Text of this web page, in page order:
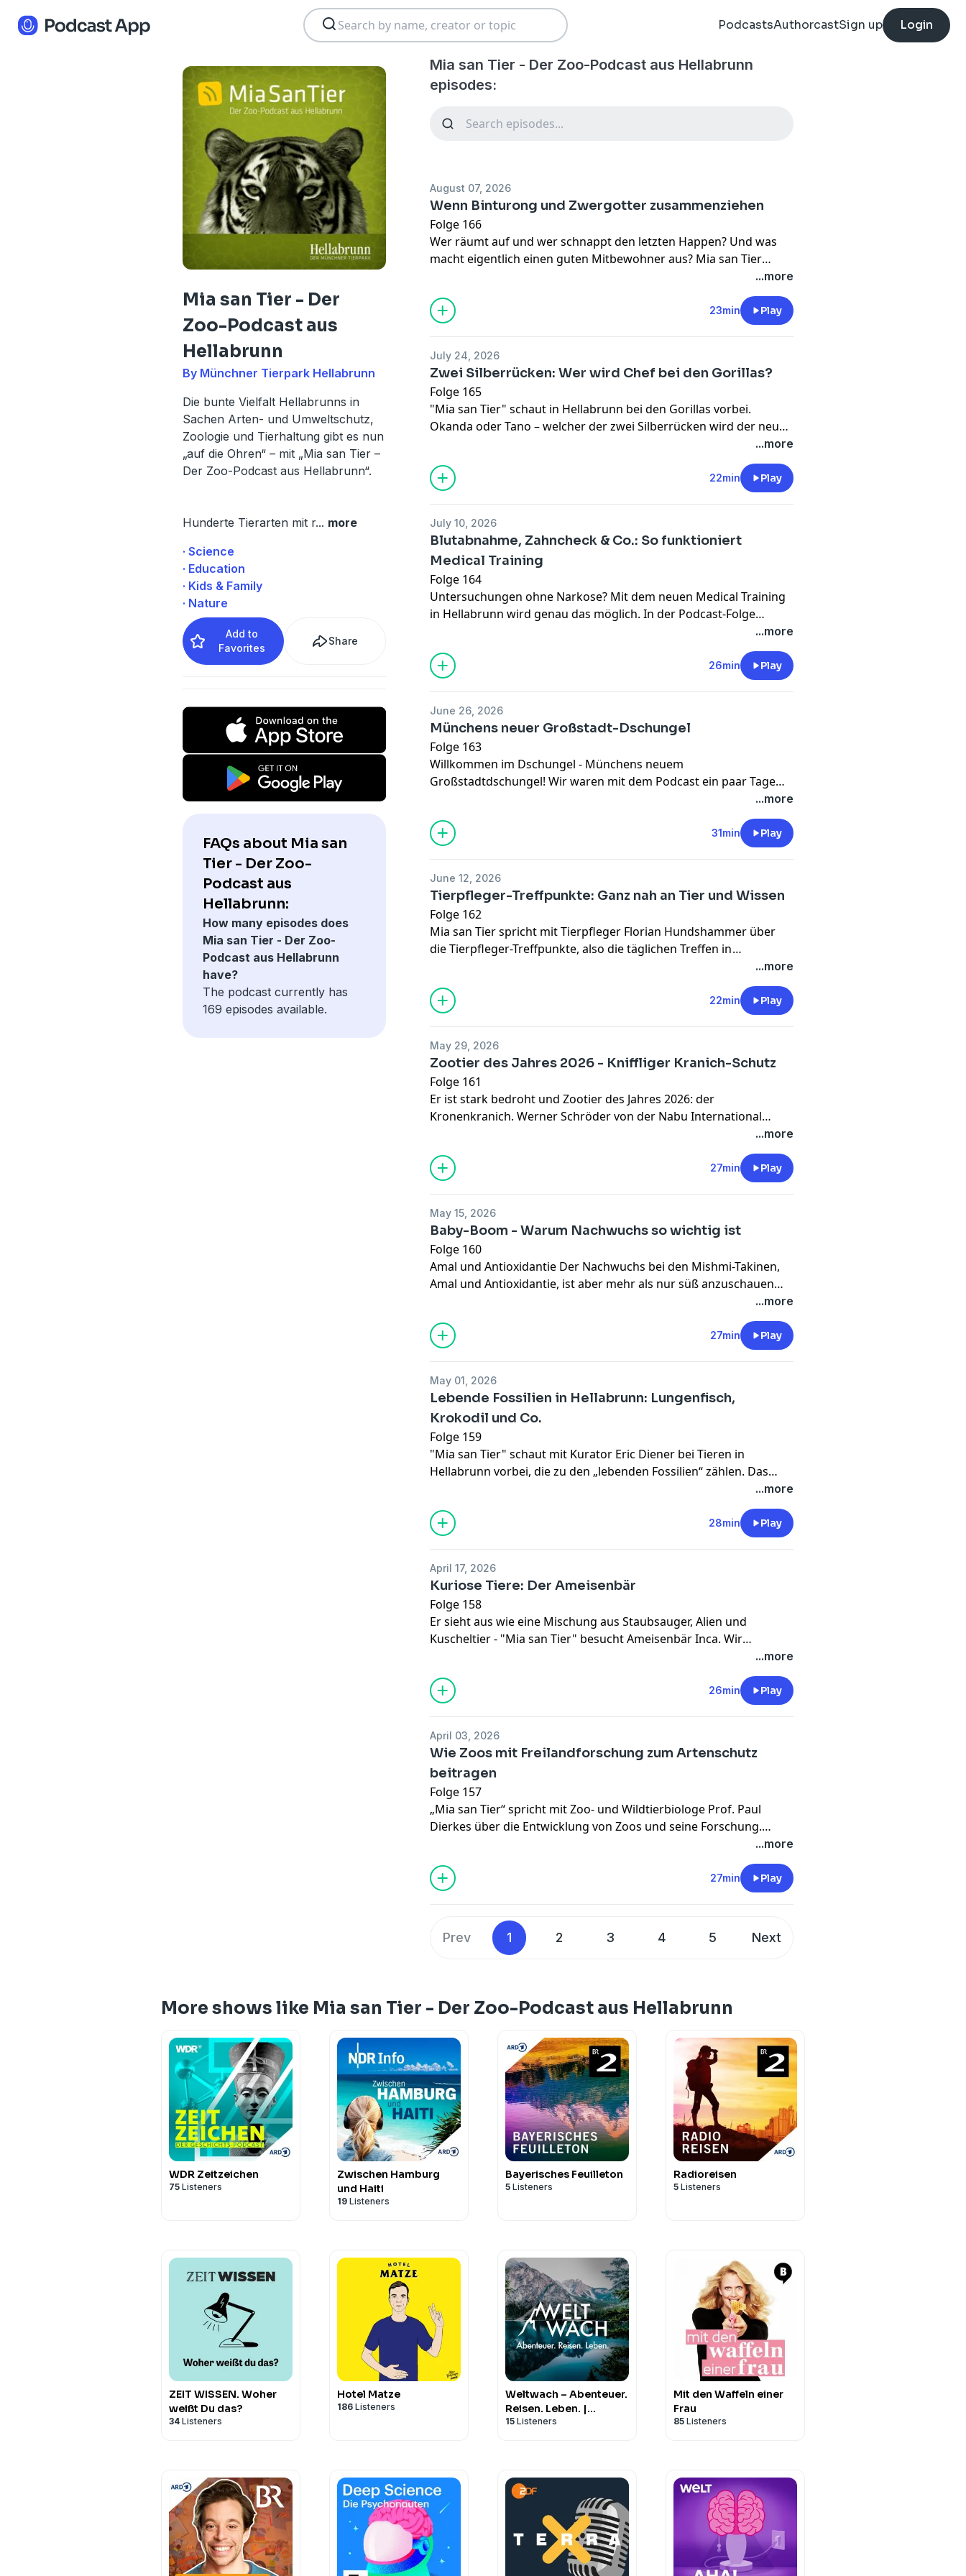
PodcastsAuthorcastSign up Login
Mia san Tier - Der
Zoo-Podcast aus
Hellabrunn
By Münchner Tierpark Hellabrunn
Die bunte Vielfalt Hellabrunns in
Sachen Arten- und Umweltschutz,
Zoologie und Tierhaltung gibt es nun
„auf die Ohren“ – mit „Mia san Tier –
Der Zoo-Podcast aus Hellabrunn“.
Hunderte Tierarten mit r... more
· Science
· Education
· Kids & Family
· Nature
Add to
Favorites
Share
FAQs about Mia san
Tier - Der Zoo-
Podcast aus
Hellabrunn:
How many episodes does
Mia san Tier - Der Zoo-
Podcast aus Hellabrunn
have?
The podcast currently has
169 episodes available.
Mia san Tier - Der Zoo-Podcast aus Hellabrunn
episodes:
August 07, 2026
Wenn Binturong und Zwergotter zusammenziehen
Folge 166
Wer räumt auf und wer schnappt den letzten Happen? Und was
macht eigentlich einen guten Mitbewohner aus? Mia san Tier
zusammenlebt, weshalb Zoos Tierarten überhaupt
vergesellschaften und lernen, dass es neben Rücksicht und genug
...more
23min Play
July 24, 2026
Zwei Silberrücken: Wer wird Chef bei den Gorillas?
Folge 165
"Mia san Tier" schaut in Hellabrunn bei den Gorillas vorbei.
Okanda oder Tano – welcher der zwei Silberrücken wird der neue
Chef in der Gorilla-Gruppe? Tierpfleger Simon Kuhn erklärt uns,
wer wie tickt, was für eine Dynamik derzeit in der Gruppe herrscht
und welche Rolle die Weibchen spielen. Welcher Silberrücken setzt
sich durch?
...more
22min Play
July 10, 2026
Blutabnahme, Zahncheck & Co.: So funktioniert
Medical Training
Folge 164
Untersuchungen ohne Narkose? Mit dem neuen Medical Training
in Hellabrunn wird genau das möglich. In der Podcast-Folge
werfen wir einen Blick hinter die Kulissen und erfahren, wie Tiere
Fiebermessen vorbereitet werden.
...more
26min Play
June 26, 2026
Münchens neuer Großstadt-Dschungel
Folge 163
Willkommen im Dschungel - Münchens neuem
Großstadtdschungel! Wir waren mit dem Podcast ein paar Tage
vor Eröffnung in der Dschungelwelt unterwegs und haben mit
Kurator Dr. Eric Diener und Tierparkdirektor Rasem Baban über
letzte Baumaßnahmen, Tiereingewöhnungen und neue
Lieblingstiere gesprochen.
...more
31min Play
June 12, 2026
Tierpfleger-Treffpunkte: Ganz nah an Tier und Wissen
Folge 162
Mia san Tier spricht mit Tierpfleger Florian Hundshammer über
die Tierpfleger-Treffpunkte, also die täglichen Treffen in
Hellabrunn, bei denen Tierpfleger Besucherinnen und Besuchern
Tierwissen zu vermitteln, ist eine der wichtigsten Aufgaben von
modernen Zoos.
...more
22min Play
May 29, 2026
Zootier des Jahres 2026 - Kniffliger Kranich-Schutz
Folge 161
Er ist stark bedroht und Zootier des Jahres 2026: der
Kronenkranich. Werner Schröder von der Nabu International
Naturschutzstiftung gibt Einblicke, wie sich Artenschutzprojekte in
Ostafrika um die Tiere kümmern. Hört rein, wie kompliziert,
lohnenswert und spannend Artenschutz ist!
...more
27min Play
May 15, 2026
Baby-Boom - Warum Nachwuchs so wichtig ist
Folge 160
Amal und Antioxidantie Der Nachwuchs bei den Mishmi-Takinen,
Amal und Antioxidantie, ist aber mehr als nur süß anzuschauen
Mia san Tier über die Bedeutung von kleinen Faultier-Babys und
...more
27min Play
May 01, 2026
Lebende Fossilien in Hellabrunn: Lungenfisch,
Krokodil und Co.
Folge 159
"Mia san Tier" schaut mit Kurator Eric Diener bei Tieren in
Hellabrunn vorbei, die zu den „lebenden Fossilien“ zählen. Das
sind Lebewesen, die es geschafft haben, seit Millionen von Jahren
sich nicht zu verändern. Zu diesen Überlebenskünstlern zählen die
unterschiedlichsten Tiere: Haie, Krokodile, Rüsselhündchen,
Lungenfische, Flamingos. Hört rein – und erlebt einen spannenden
...more
28min Play
April 17, 2026
Kuriose Tiere: Der Ameisenbär
Folge 158
Er sieht aus wie eine Mischung aus Staubsauger, Alien und
Kuscheltier - "Mia san Tier" besucht Ameisenbär Inca. Wir
erfahren wie er mit Zungen-Akrobatik und keinem einzigen Zahn
trotzdem satt wird und dass man ihm nicht auf die "Krallen"
gehen sollte.
...more
26min Play
April 03, 2026
Wie Zoos mit Freilandforschung zum Artenschutz
beitragen
Folge 157
„Mia san Tier“ spricht mit Zoo- und Wildtierbiologe Prof. Paul
Dierkes über die Entwicklung von Zoos und seine Forschung.
Tonaufnahmen von Kattas aus Hellabrunn, halfen ihm bei einem
Artenschutzprojekt in Madagaskar. Außerdem erklärt Dierkes, wie
KI die Tierforschung voranbringt und wie Forschende sowie
Tierparks von Videoaufnahmen von Zootieren profitieren.
...more
27min Play
Prev 1 2 3 4 5 Next
More shows like Mia san Tier - Der Zoo-Podcast aus Hellabrunn
WDR Zeitzeichen
75 Listeners
Zwischen Hamburg
und Haiti
19 Listeners
Bayerisches Feuilleton
5 Listeners
Radioreisen
5 Listeners
ZEIT WISSEN. Woher
weißt Du das?
34 Listeners
Hotel Matze
186 Listeners
Weltwach – Abenteuer.
Reisen. Leben. |
Expeditionen, Natur &
15 Listeners
Mit den Waffeln einer
Frau
85 Listeners